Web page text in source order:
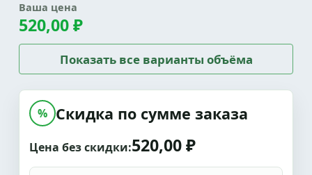
Ваша цена
520,00 ₽
Показать все варианты объёма
% Скидка по сумме заказа
Цена без скидки:520,00 ₽